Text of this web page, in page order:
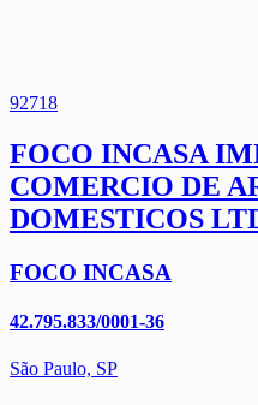
92718
FOCO INCASA
COMERCIO DE
DOMESTICOS
FOCO INCASA
42.795.833/0001-36
São Paulo, SP